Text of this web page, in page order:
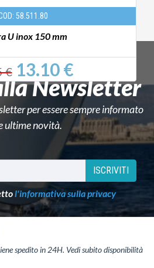
58.511.80
U inox 150 mm
€13.10 €
Newsletter
per essere sempre informato
ultime novità.
ISCRIVITI
l'informativa sulla privacy
spedito in 24H. Vedi subito disponibilità